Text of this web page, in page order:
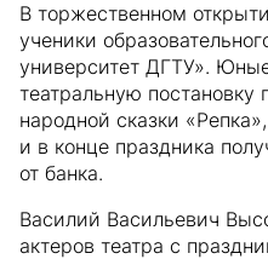
В торжественном
ученики
университет ДГТУ».
театральную постановку
народной сказки
и в конце праздника
от банка.
Василий Васильевич
актеров театра с